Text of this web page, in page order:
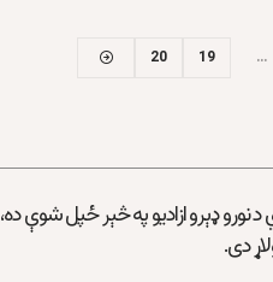
…
19
20
نورو ډېرو ازادیو په څېر ځپل شوې ده،
دی.